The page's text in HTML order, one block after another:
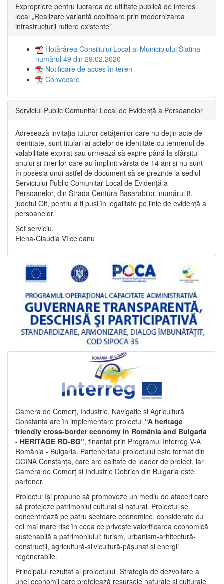
Expropriere pentru lucrarea de utilitate publică de interes
local „Realizare variantă ocolitoare prin modernizarea
infrastructurii rutiere existente”
Hotărârea Consiliului Local al Municipiului Slatina
numărul 49 din 29.02.2020
Notificare de acces în teren
Convocare
Serviciul Public Comunitar Local de Evidență a Persoanelor
Adresează invitația tuturor cetățenilor care nu dețin acte de
identitate, sunt titulari ai actelor de identitate cu termenul de
valabilitate expirat sau urmează să expire până la sfârșitul
anului și tinerilor care au împlinit vârsta de 14 ani și nu sunt
în posesia unui astfel de document să se prezinte la sediul
Serviciului Public Comunitar Local de Evidență a
Persoanelor, din Strada Centura Basarabilor, numărul 8,
județul Olt, pentru a fi puși în legalitate pe linie de evidență a
persoanelor.
Șef serviciu,
Elena-Claudia Vîlceleanu
Camera de Comerț, Industrie, Navigație și Agricultură
Constanța are în implementare proiectul “A heritage
friendly cross-border economy in România and Bulgaria
- HERITAGE RO-BG”, finanțat prin Programul Interreg V-A
România - Bulgaria. Parteneriatul proiectului este format din
CCINA Constanța, care are calitate de leader de proiect, iar
Camera de Comerț și Industrie Dobrich din Bulgaria este
partener.
Proiectul își propune să promoveze un mediu de afaceri care
să protejeze patrimoniul cultural și natural. Proiectul se
concentrează pe patru sectoare economice, considerate cu
cel mai mare risc în ceea ce privește valorificarea economică
sustenabilă a patrimoniului: turism, urbanism-arhitectură-
construcții, agricultură-silvicultură-pășunat și energii
regenerabile.
Principalul rezultat al proiectului „Strategia de dezvoltare a
unei economii care protejează resursele naturale și culturale